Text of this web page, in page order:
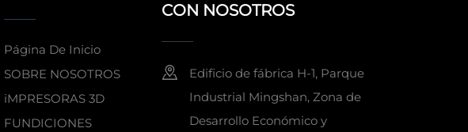
Página De Inicio
SOBRE NOSOTROS
iMPRESORAS 3D
FUNDICIONES
CON NOSOTROS
Edificio de fábrica H-1, Parque
Industrial Mingshan, Zona de
Desarrollo Económico y